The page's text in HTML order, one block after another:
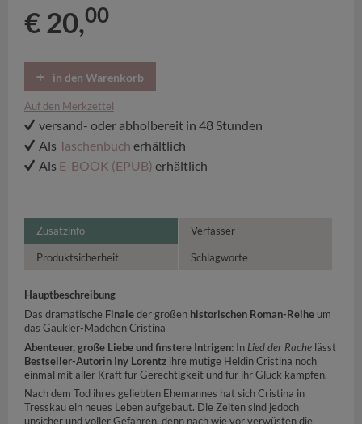
€ 20,00
in den Warenkorb
Auf den Merkzettel
versand- oder abholbereit in 48 Stunden
Als Taschenbuch erhältlich
Als E-BOOK (EPUB) erhältlich
Zusatzinfo Verfasser
Produktsicherheit Schlagworte
Hauptbeschreibung
Das dramatische Finaleder großen historischen Roman-Reihe um
das Gaukler-Mädchen Cristina
Abenteuer, große Liebe und finstere Intrigen: In Lied der Rache lässt
Bestseller-Autorin Iny Lorentz ihre mutige Heldin Cristina noch
einmal mit aller Kraft für Gerechtigkeit und für ihr Glück kämpfen.
Nach dem Tod ihres geliebten Ehemannes hat sich Cristina in
Tresskau ein neues Leben aufgebaut. Die Zeiten sind jedoch
unsicher und voller Gefahren, denn nach wie vor verwüsten die